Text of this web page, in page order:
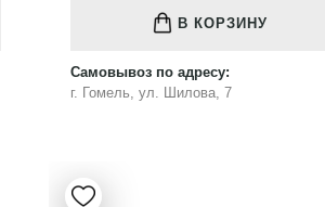
В КОРЗИНУ
Самовывоз по адресу:
г. Гомель, ул. Шилова, 7